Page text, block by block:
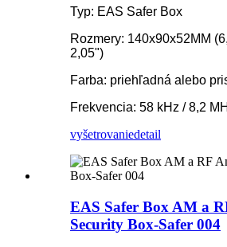
Typ: EAS Safer Box
Rozmery: 140x90x52MM
2,05")
Farba: priehľadná alebo
Frekvencia: 58 kHz / 8,2
vyšetrovaniedetail
EAS Safer Box AM a
Security Box-Safer 004